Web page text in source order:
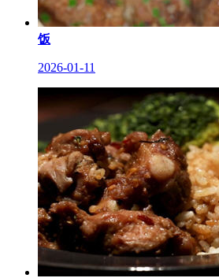
饭
2026-01-11